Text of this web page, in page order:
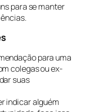
para se manter
para uma
colegas ou ex-
suas
indicar alguém